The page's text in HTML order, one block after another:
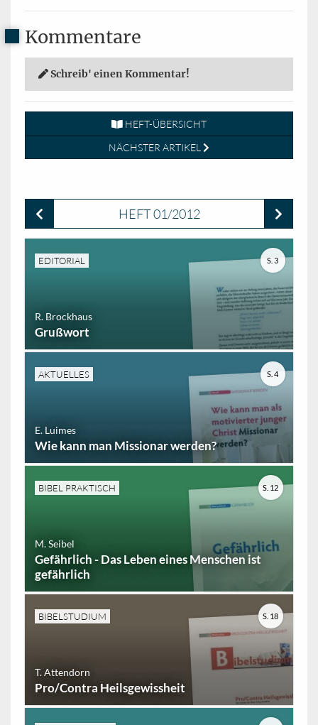
Kommentare
Schreib' einen Kommentar!
HEFT-ÜBERSICHT
NÄCHSTER ARTIKEL
HEFT 01/2012
EDITORIAL
R. Brockhaus
Grußwort
S. 3
AKTUELLES
E. Luimes
Wie kann man Missionar werden?
S. 4
BIBEL PRAKTISCH
M. Seibel
Gefährlich - Das Leben eines Menschen ist
gefährlich
S. 12
BIBELSTUDIUM
T. Attendorn
Pro/Contra Heilsgewissheit
S. 18